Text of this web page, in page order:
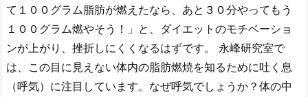
て１００グラム脂肪が燃えたなら、あと３０分やってもう
１００グラム燃やそう！」と、ダイエットのモチベーショ
ンが上がり、挫折しにくくなるはずです。 永峰研究室で
は、この目に見えない体内の脂肪燃焼を知るために吐く息
（呼気）に注目しています。なぜ呼気でしょうか？体の中